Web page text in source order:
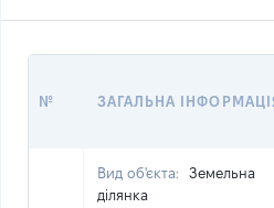
№ ЗАГАЛЬНА
Вид об'єкта:
Земельна
ділянка